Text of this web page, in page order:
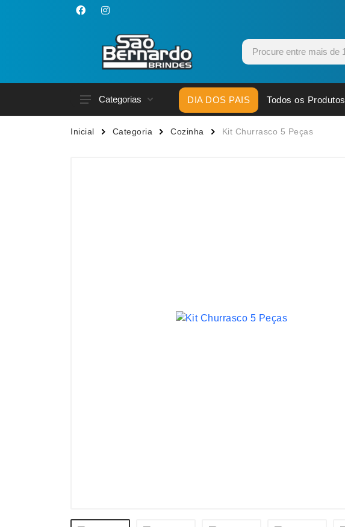
Categorias
Acessórios p/ Celular
Canecas
DIA DOS PAIS Todos os Produtos
Inicial Categoria Cozinha Kit Churrasco 5 Peças